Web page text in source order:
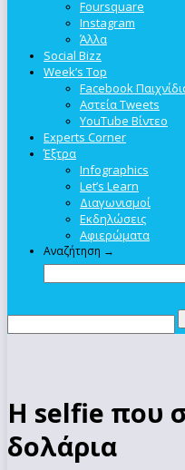
Foursquare
Instagram
Άλλα
Social Bizz
Week’s Top
Facebook
Αστεία Tweets
YouTube Βίντεο
Experts Corner
Έξτρα
Infographics
Let’s Learn
Διαγωνισμοί
Εκδηλώσεις
Αφιερώματα
Αναζήτηση →
Η selfie που
δολάρια